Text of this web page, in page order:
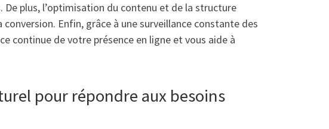
plus, l’optimisation du contenu et de la structure
Enfin, grâce à une surveillance constante des
continue de votre présence en ligne et vous aide à
pour répondre aux besoins